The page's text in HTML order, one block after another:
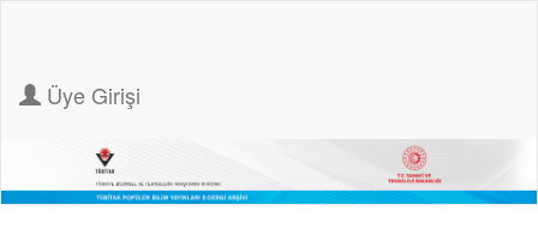
Üye Girişi